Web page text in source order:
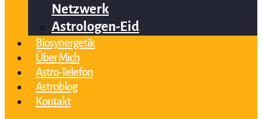
Netzwerk
Astrologen-Eid
Biosynergetik
Über Mich
Astro-Telefon
Astroblog
Kontakt